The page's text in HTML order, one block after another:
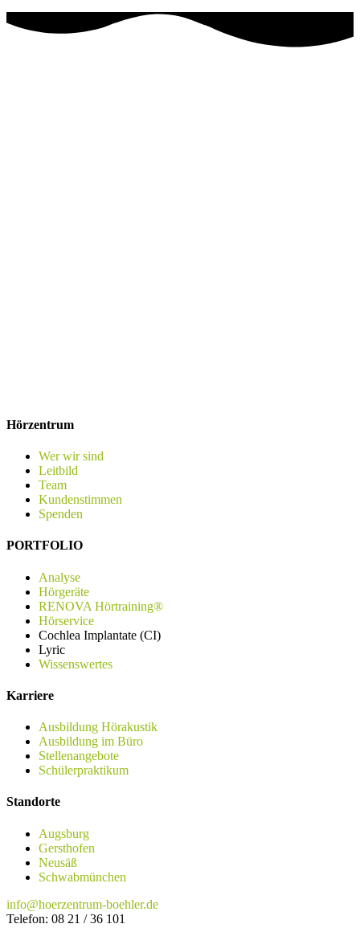
Hörzentrum
Wer wir sind
Leitbild
Team
Kundenstimmen
Spenden
PORTFOLIO
Analyse
Hörgeräte
RENOVA Hörtraining®
Hörservice
Cochlea Implantate (CI)
Lyric
Wissenswertes
Karriere
Ausbildung Hörakustik
Ausbildung im Büro
Stellenangebote
Schülerpraktikum
Standorte
Augsburg
Gersthofen
Neusäß
Schwabmünchen
info@hoerzentrum-boehler.de
Telefon: 08 21 / 36 101